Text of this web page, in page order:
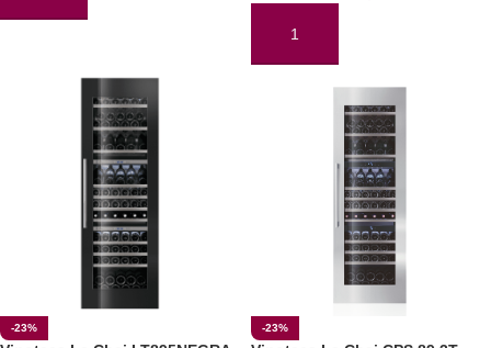
AÑADIR AL CARRITO
-23% -23%